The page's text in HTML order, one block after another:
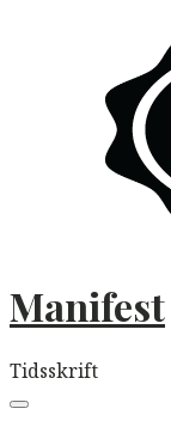
Manifest
Tidsskrift
navigation
Menu